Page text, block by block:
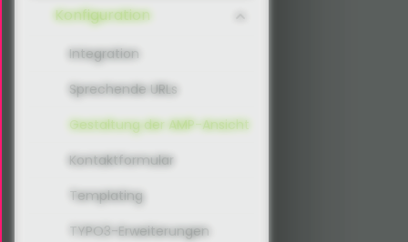
Konfiguration
Integration
Sprechende URLs
Gestaltung der AMP-Ansicht
Kontaktformular
Templating
TYPO3-Erweiterungen